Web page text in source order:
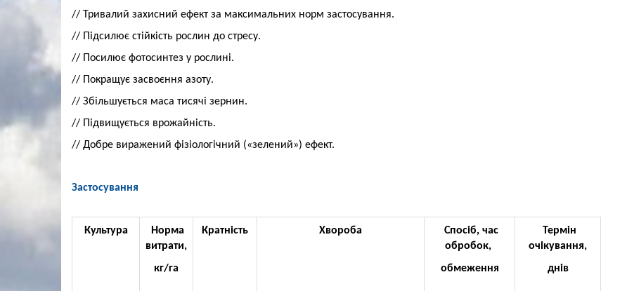
// Тривалий захисний ефект за максимальних норм застосування.
// Підсилює стійкість рослин до стресу.
// Посилює фотосинтез у рослині.
// Покращує засвоєння азоту.
// Збільшується маса тисячі зернин.
// Підвищується врожайність.
// Добре виражений фізіологічний («зелений») ефект.
Застосування
Культура
Норма
витрати,
кг/га
Кратність Хвороба
Спосіб, час
обробок,
обмеження
Термін
очікування,
днів